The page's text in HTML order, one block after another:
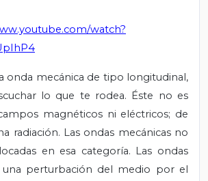
watch?
onda mecánica de tipo longitudinal,
lo que te rodea. Éste no es
magnéticos ni eléctricos; de
radiación. Las ondas mecánicas no
en esa categoría. Las ondas
una perturbación del medio por el